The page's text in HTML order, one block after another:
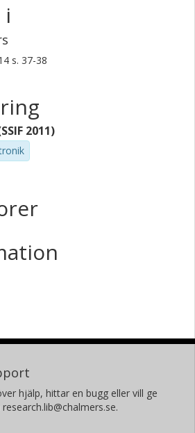
i
s. 37-38
2011)
hjälp, hittar en bugg eller vill ge